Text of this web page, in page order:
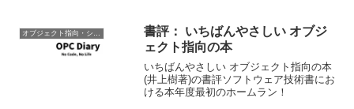
オブジェクト指向・システム開発
書評： いちばんやさしい オブジ
ェクト指向の本
いちばんやさしい オブジェクト指向の本
(井上樹著)の書評ソフトウェア技術書にお
ける本年度最初のホームラン！